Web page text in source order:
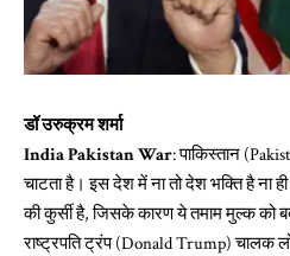
डॉ उरुक्रम शर्मा
India Pakistan War: पाकिस्तान
चाटता है। इस देश में ना तो देश भक्ति है ना
की कुर्सी है, जिसके कारण ये तमाम मुल्क को
राष्ट्रपति ट्रंप (Donald Trump) चालक